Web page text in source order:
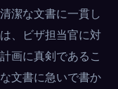
潔な文書に一貫し
、ビザ担当官に対
画に真剣であるこ
文書に急いで書か